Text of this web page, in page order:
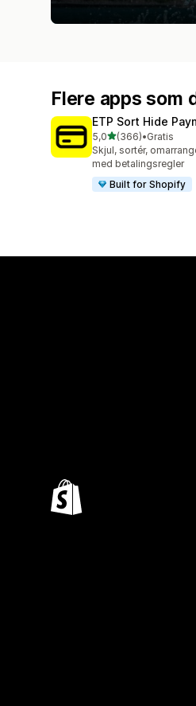
Flere apps som
ETP Sort Hide
5,0ud af 5 stjerner
(366)
366 anmeldelser i alt
•Gratis
Skjul, sortér,
med betalingsregler
Built for Shopify